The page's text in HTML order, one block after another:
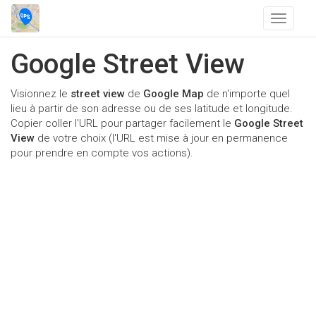
T
o
e
n
a
v
Google Street View
Visionnez le street view de Google Map de n'importe quel
lieu à partir de son adresse ou de ses latitude et longitude.
Copier coller l'URL pour partager facilement le Google Street
View de votre choix (l'URL est mise à jour en permanence
pour prendre en compte vos actions).